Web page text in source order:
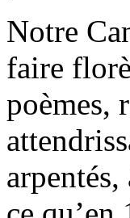
Notre
faire
poèmes,